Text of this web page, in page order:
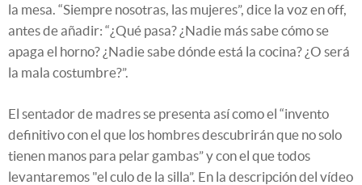
la mesa. “Siempre nosotras, las mujeres”, dice la voz en off,
antes de añadir: “¿Qué pasa? ¿Nadie más sabe cómo se
apaga el horno? ¿Nadie sabe dónde está la cocina? ¿O será
la mala costumbre?”.
El sentador de madres se presenta así como el “invento
definitivo con el que los hombres descubrirán que no solo
tienen manos para pelar gambas” y con el que todos
levantaremos "el culo de la silla”. En la descripción del vídeo